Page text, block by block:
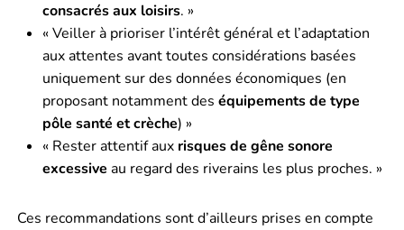
consacrés aux loisirs. »
« Veiller à prioriser l’intérêt général et l’adaptation
aux attentes avant toutes considérations basées
uniquement sur des données économiques (en
proposant notamment des équipements de type
pôle santé et crèche) »
« Rester attentif aux risques de gêne sonore
excessive au regard des riverains les plus proches. »
Ces recommandations sont d’ailleurs prises en compte